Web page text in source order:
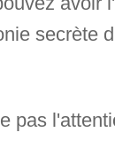
secrète
pas